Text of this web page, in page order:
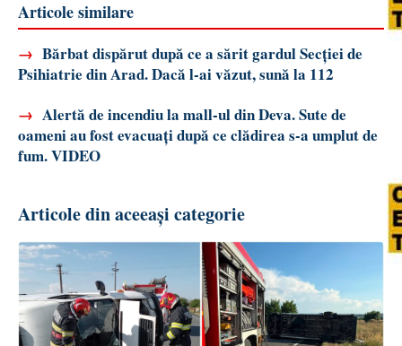
Articole similare
→ Bărbat dispărut după ce a sărit gardul Secției de
Psihiatrie din Arad. Dacă l-ai văzut, sună la 112
→ Alertă de incendiu la mall-ul din Deva. Sute de
oameni au fost evacuați după ce clădirea s-a umplut de
fum. VIDEO
Articole din aceeași categorie